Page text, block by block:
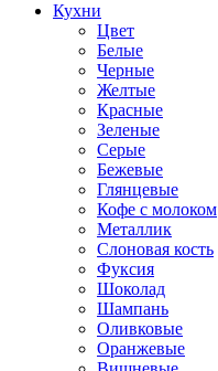
Кухни
Цвет
Белые
Черные
Желтые
Красные
Зеленые
Серые
Бежевые
Глянцевые
Кофе с молоком
Металлик
Слоновая кость
Фуксия
Шоколад
Шампань
Оливковые
Оранжевые